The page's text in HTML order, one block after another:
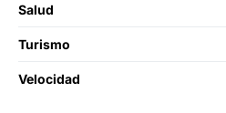
Salud
Turismo
Velocidad